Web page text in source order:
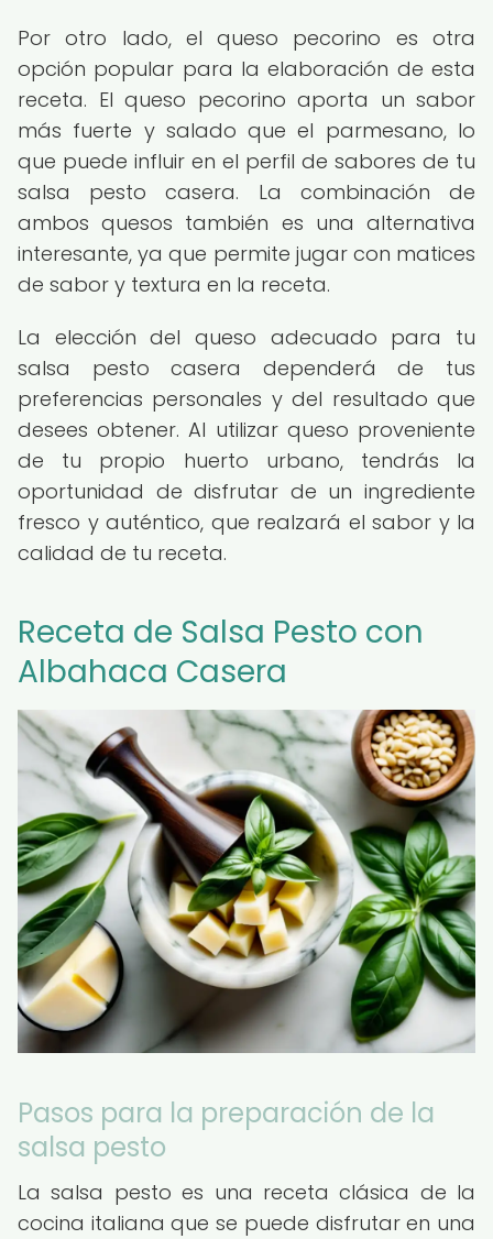
Por otro lado, el queso pecorino es otra
opción popular para la elaboración de esta
receta. El queso pecorino aporta un sabor
más fuerte y salado que el parmesano, lo
que puede influir en el perfil de sabores de tu
salsa pesto casera. La combinación de
ambos quesos también es una alternativa
interesante, ya que permite jugar con matices
de sabor y textura en la receta.
La elección del queso adecuado para tu
salsa pesto casera dependerá de tus
preferencias personales y del resultado que
desees obtener. Al utilizar queso proveniente
de tu propio huerto urbano, tendrás la
oportunidad de disfrutar de un ingrediente
fresco y auténtico, que realzará el sabor y la
calidad de tu receta.
Receta de Salsa Pesto con
Albahaca Casera
Pasos para la preparación de la
salsa pesto
La salsa pesto es una receta clásica de la
cocina italiana que se puede disfrutar en una